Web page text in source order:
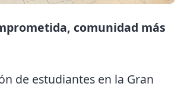
comunidad más
de estudiantes en la Gran